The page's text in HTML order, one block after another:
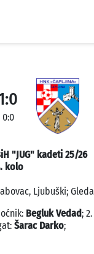
0:0
"JUG" kadeti 25/26
kolo
Ljubuški;
Begluk Vedad;
Šarac Darko;